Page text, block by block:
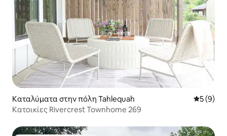
Καταλύματα στην πόλη Tahlequah Μέση
5 (9)
Κατοικίες Rivercrest Townhome 269